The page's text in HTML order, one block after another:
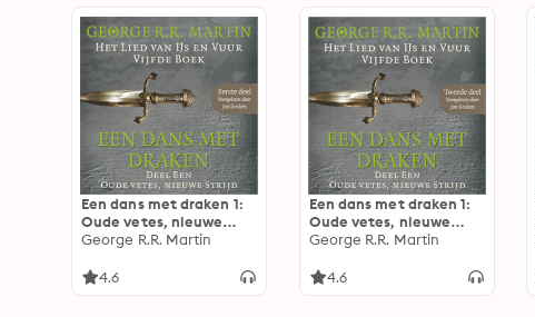
Een dans met draken 1:
Oude vetes, nieuwe
strijd - Eerste deel: Het
George R.R. Martin
4.6
Een dans met draken 1:
Oude vetes, nieuwe
strijd - Tweede deel: Het
George R.R. Martin
4.6